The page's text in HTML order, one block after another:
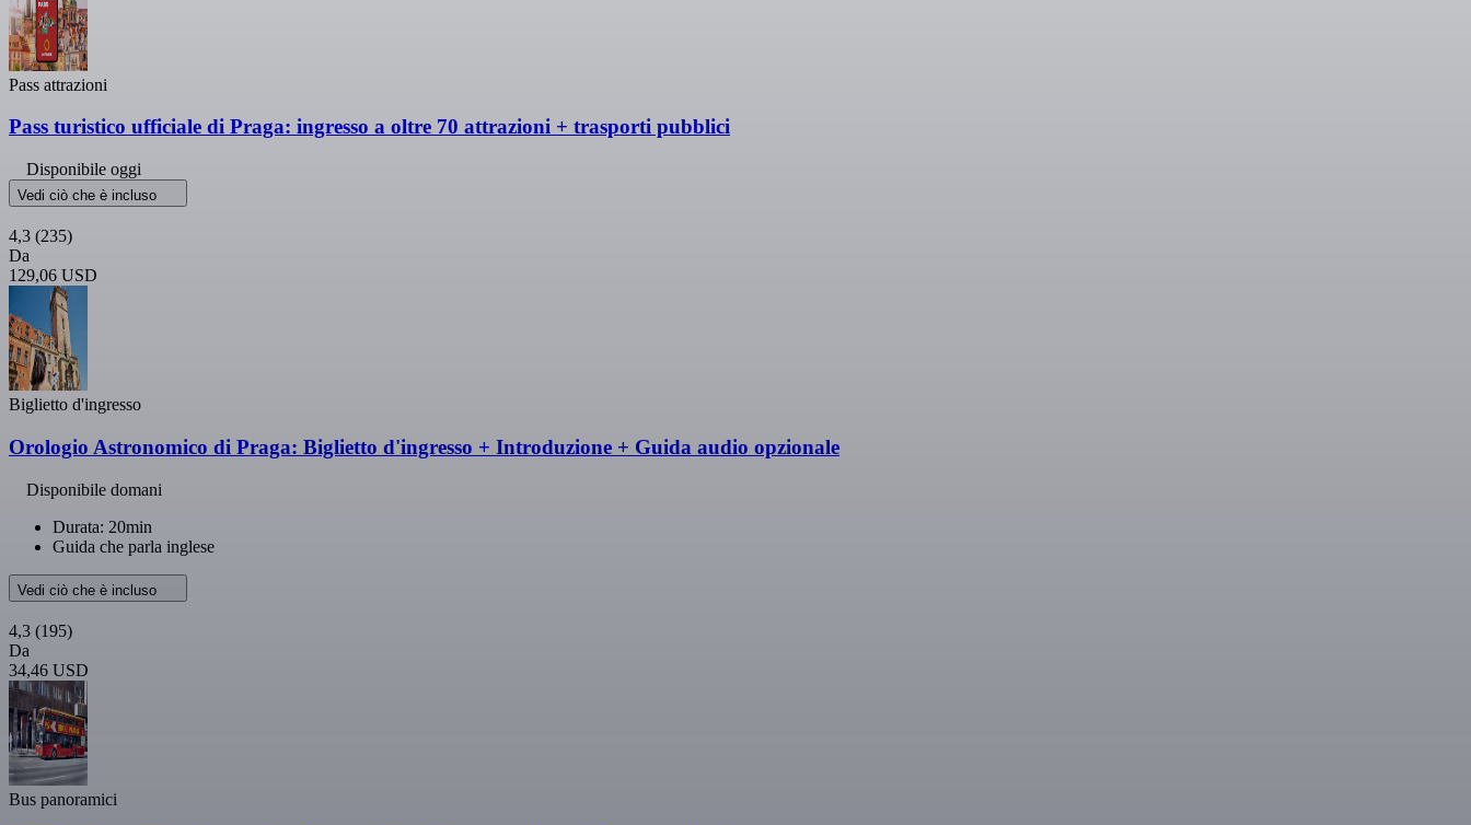
Pass attrazioni
Pass turistico ufficiale di Praga: ingresso a oltre 70 attrazioni + trasporti pubblici
Disponibile oggi
Vedi ciò che è incluso
4,3 (235)
Da
129,06 USD
Biglietto d'ingresso
Orologio Astronomico di Praga: Biglietto d'ingresso + Introduzione + Guida audio opzionale
Disponibile domani
Durata: 20min
Guida che parla inglese
Vedi ciò che è incluso
4,3 (195)
Da
34,46 USD
Bus panoramici